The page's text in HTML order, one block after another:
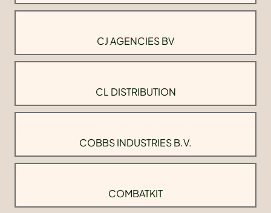
CJ AGENCIES BV
CL DISTRIBUTION
COBBS INDUSTRIES B.V.
COMBATKIT